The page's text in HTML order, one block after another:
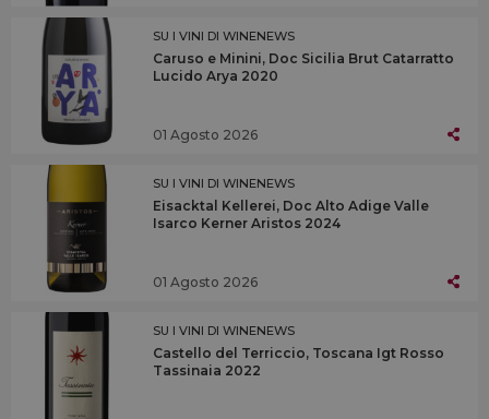
SU I VINI DI WINENEWS
Caruso e Minini, Doc Sicilia Brut Catarratto
Lucido Arya 2020
01 Agosto 2026
SU I VINI DI WINENEWS
Eisacktal Kellerei, Doc Alto Adige Valle
Isarco Kerner Aristos 2024
01 Agosto 2026
SU I VINI DI WINENEWS
Castello del Terriccio, Toscana Igt Rosso
Tassinaia 2022